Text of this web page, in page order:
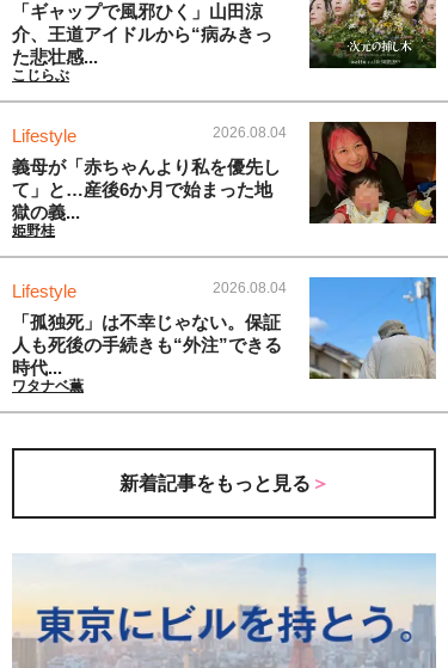
「ギャップで風邪ひく」山田涼
介、王道アイドルから“病みきっ
た悲壮感...
こじらぶ
Lifestyle 2026.08.04
義母が「赤ちゃんより私を優先し
て」と…産後6か月で始まった地
獄の義...
姫野桂
Lifestyle 2026.08.04
「孤独死」は不幸じゃない。保証
人も死後の手続きも“外注”できる
時代...
ワタナベ薫
新着記事をもっと見る